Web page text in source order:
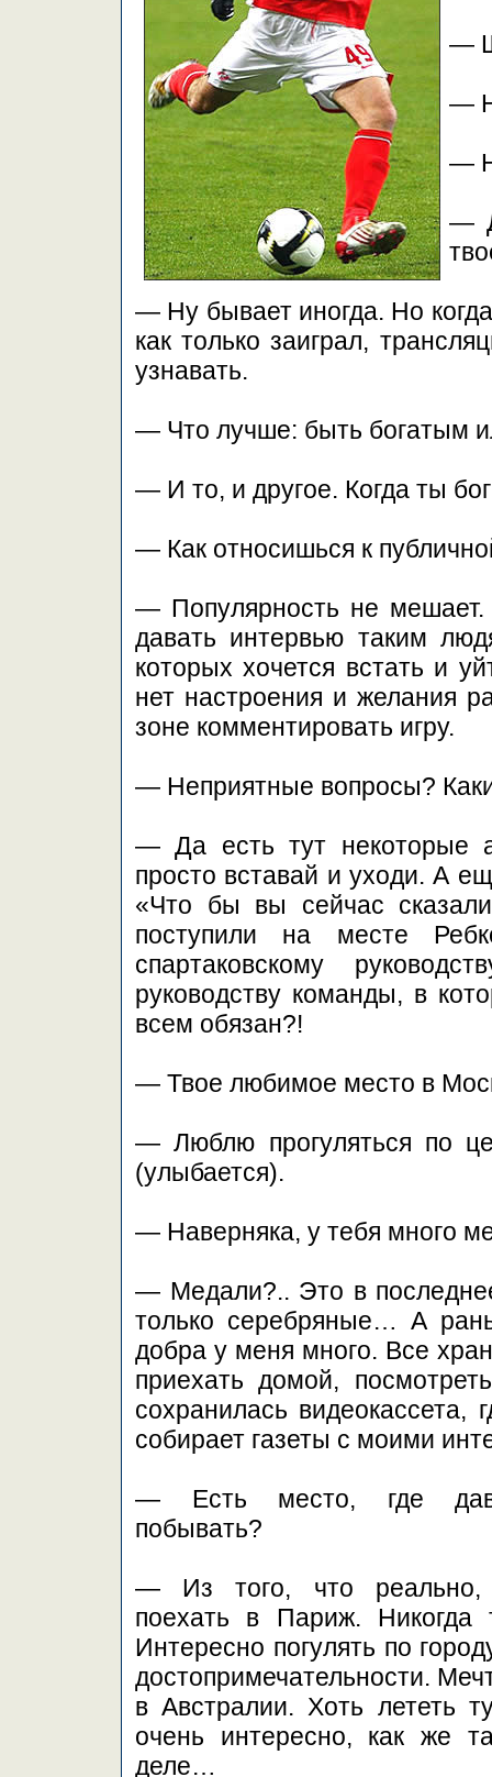
—
—
—
—
— Ну бывает иногда. Но
как только заиграл,
узнавать.
— Что лучше: быть богатым
— И то, и другое. Когда ты
— Как относишься к
— Популярность не мешает.
давать интервью таким
которых хочется встать и
нет настроения и желания
зоне комментировать игру.
— Неприятные вопросы?
— Да есть тут некоторые
просто вставай и уходи. А
«Что бы вы сейчас
поступили на месте
спартаковскому
руководству команды, в
всем обязан?!
— Твое любимое место в
— Люблю прогуляться по
(улыбается).
— Наверняка, у тебя много
— Медали?.. Это в
только серебряные… А
добра у меня много. Все
приехать домой,
сохранилась
собирает газеты с моими
— Есть место, где
побывать?
— Из того, что реально,
поехать в Париж.
Интересно погулять по
достопримечательности.
в Австралии. Хоть лететь
очень интересно, как же
деле…